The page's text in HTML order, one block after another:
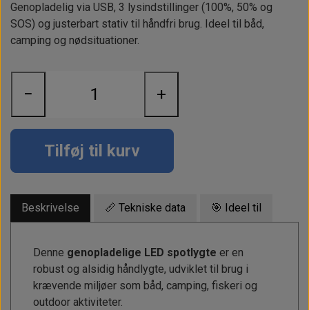
Busbars
Landstrømskabler
Sikringer
Værktøj
Tilbehør
Motorbeslag
Brændstoftank
instrumenter
Additive
Epoxy
Børster & Svampe m.m.
El-artikler
Tøj
Diverse
Tovværk & fortøjning
Solceller
Outlet
Udlejning af bådudstyr
Hvem er vi
Fordele hos Shop12volt
Kontakt
Forhandler login
Genopladelig via USB, 3 lysindstillinger (100%, 50% og
SOS) og justerbart stativ til håndfri brug. Ideel til båd,
camping og nødsituationer.
− +
Tilføj til kurv
Beskrivelse 📏 Tekniske data 🎯 Ideel til
Denne genopladelige LED spotlygte er en
robust og alsidig håndlygte, udviklet til brug i
krævende miljøer som båd, camping, fiskeri og
outdoor aktiviteter.